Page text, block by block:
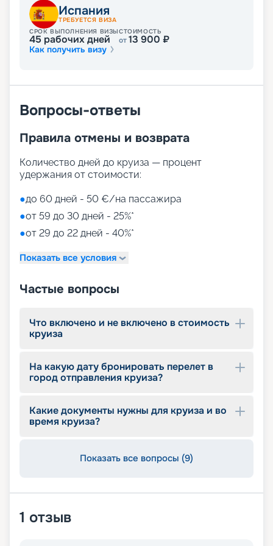
Испания
ТРЕБУЕТСЯ ВИЗА
СРОК ВЫПОЛНЕНИЯ ВИЗЫ
45 рабочих дней
СТОИМОСТЬ
от13 900 ₽
Как получить визу
Вопросы-ответы
Правила отмены и возврата
Количество дней до круиза — процент
удержания от стоимости:
●до 60 дней - 50 €/на пассажира
●от 59 до 30 дней - 25%*
●от 29 до 22 дней - 40%*
Показать все условия
Частые вопросы
Что включено и не включено в стоимость
круиза
На какую дату бронировать перелет в
город отправления круиза?
Какие документы нужны для круиза и во
время круиза?
Показать все вопросы (9)
1 отзыв